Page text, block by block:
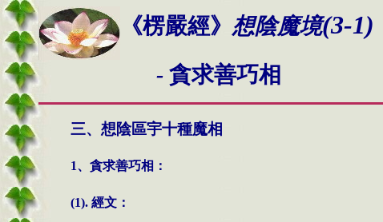
《楞嚴經》 想陰魔境(3-1)
- 貪求善巧相
三、想陰區宇十種魔相
1、貪求善巧相：
(1). 經文：